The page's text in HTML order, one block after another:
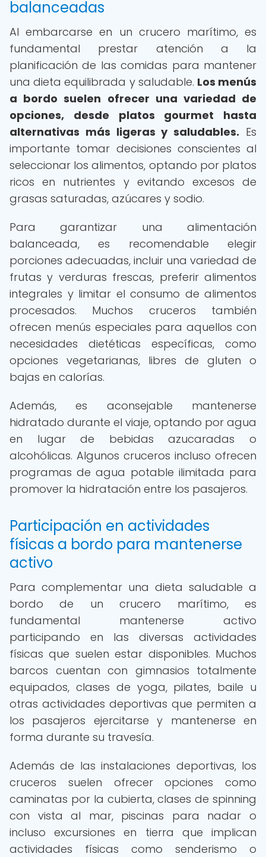
balanceadas
Al embarcarse en un crucero marítimo, es
fundamental prestar atención a la
planificación de las comidas para mantener
una dieta equilibrada y saludable. Los menús
a bordo suelen ofrecer una variedad de
opciones, desde platos gourmet hasta
alternativas más ligeras y saludables. Es
importante tomar decisiones conscientes al
seleccionar los alimentos, optando por platos
ricos en nutrientes y evitando excesos de
grasas saturadas, azúcares y sodio.
Para garantizar una alimentación
balanceada, es recomendable elegir
porciones adecuadas, incluir una variedad de
frutas y verduras frescas, preferir alimentos
integrales y limitar el consumo de alimentos
procesados. Muchos cruceros también
ofrecen menús especiales para aquellos con
necesidades dietéticas específicas, como
opciones vegetarianas, libres de gluten o
bajas en calorías.
Además, es aconsejable mantenerse
hidratado durante el viaje, optando por agua
en lugar de bebidas azucaradas o
alcohólicas. Algunos cruceros incluso ofrecen
programas de agua potable ilimitada para
promover la hidratación entre los pasajeros.
Participación en actividades
físicas a bordo para mantenerse
activo
Para complementar una dieta saludable a
bordo de un crucero marítimo, es
fundamental mantenerse activo
participando en las diversas actividades
físicas que suelen estar disponibles. Muchos
barcos cuentan con gimnasios totalmente
equipados, clases de yoga, pilates, baile u
otras actividades deportivas que permiten a
los pasajeros ejercitarse y mantenerse en
forma durante su travesía.
Además de las instalaciones deportivas, los
cruceros suelen ofrecer opciones como
caminatas por la cubierta, clases de spinning
con vista al mar, piscinas para nadar o
incluso excursiones en tierra que implican
actividades físicas como senderismo o